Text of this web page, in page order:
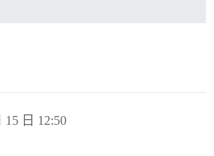
15 日 12:50